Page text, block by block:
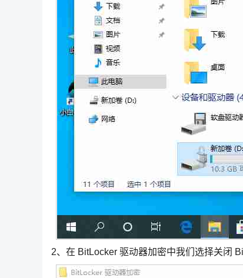
2、在 BitLocker 驱动器加密中我们选择关闭